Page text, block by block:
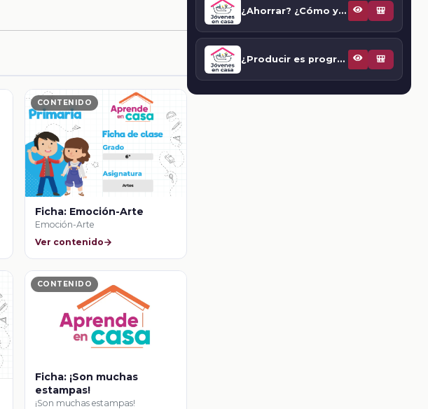
CONTENIDO
Ficha: Emoción-Arte
Emoción-Arte
Ver contenido
CONTENIDO
Ficha: ¡Son muchas
estampas!
¡Son muchas estampas!
¿Ahorrar? ¿Cómo y para qué si apenas me alcanza? 🎒
¿Producir es progresar? 🎒